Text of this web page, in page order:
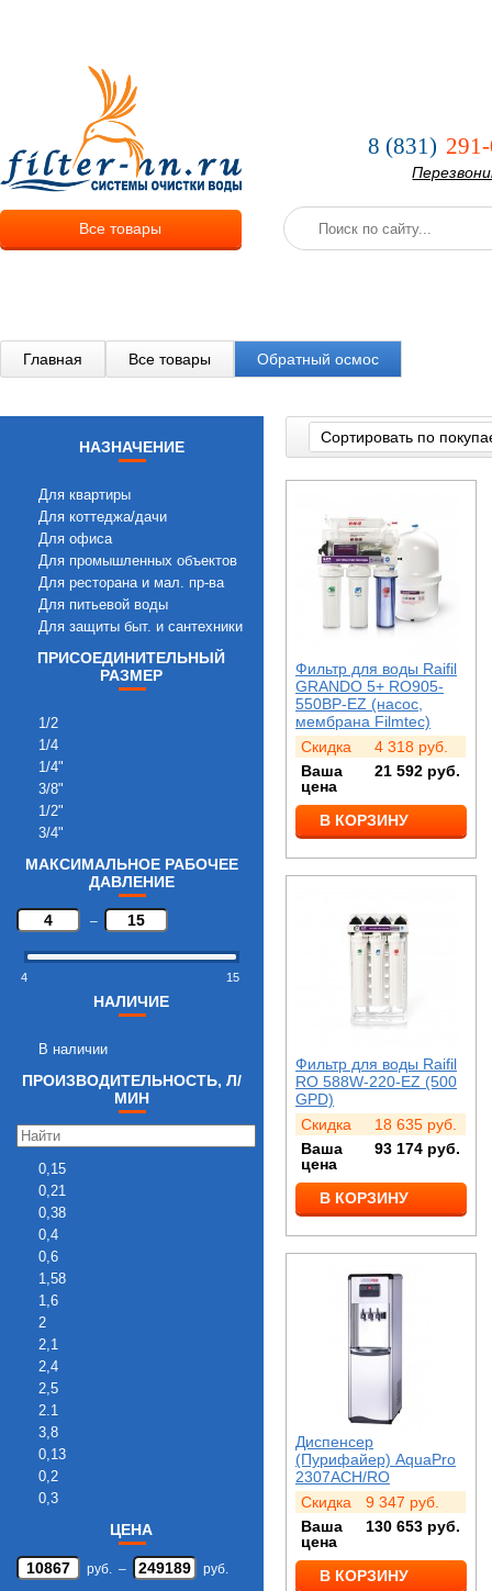
Все товары
8 (831)
Главная Все товары Обратный осмос
НАЗНАЧЕНИЕ
Для квартиры
Для коттеджа/дачи
Для офиса
Для промышленных объектов
Для ресторана и мал. пр-ва
Для питьевой воды
Для защиты быт. и сантехники
ПРИСОЕДИНИТЕЛЬНЫЙ
РАЗМЕР
1/2
1/4
1/4"
3/8"
1/2"
3/4"
МАКСИМАЛЬНОЕ РАБОЧЕЕ
ДАВЛЕНИЕ
–
4 15
НАЛИЧИЕ
В наличии
ПРОИЗВОДИТЕЛЬНОСТЬ, Л/
МИН
0,15
0,21
0,38
0,4
0,6
1,58
1,6
2
2,1
2,4
2,5
2.1
3,8
0,13
0,2
0,3
1
ЦЕНА
руб. – руб.
Сортировать по
Фильтр для воды Raifil
GRANDO 5+ RO905-
550BP-EZ (насос,
мембрана Filmtec)
Скидка
4 318 руб.
Ваша
цена
21 592 руб.
В КОРЗИНУ
Фильтр для воды Raifil
RO 588W-220-EZ (500
GPD)
Скидка
18 635 руб.
Ваша
цена
93 174 руб.
В КОРЗИНУ
Диспенсер
(Пурифайер) AquaPro
2307ACH/RO
Скидка
9 347 руб.
Ваша
цена
130 653 руб.
В КОРЗИНУ